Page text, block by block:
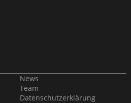
News
Team
Datenschutzerklärung